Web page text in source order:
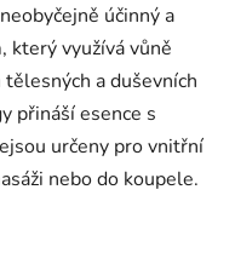
účinný a
který využívá vůně
a duševních
přináší esence s
určeny pro vnitřní
nebo do koupele.